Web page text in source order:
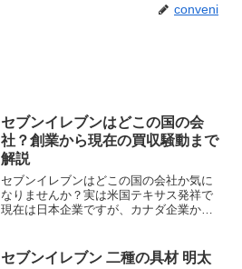
conveni
セブンイレブンはどこの国の会
社？創業から現在の買収騒動まで
解説
セブンイレブンはどこの国の会社か気に
なりませんか？実は米国テキサス発祥で
現在は日本企業ですが、カナダ企業から
かという最新の買収事情から、台湾やタ
セブンイレブン 二種の具材 明太